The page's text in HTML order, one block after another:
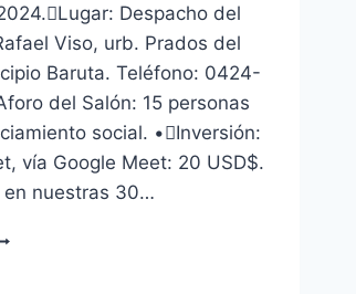
Despacho del
Viso, urb. Prados del
Baruta. Teléfono: 0424-
del Salón: 15 personas
social. •Inversión:
vía Google Meet: 20 USD$.
en nuestras 30…